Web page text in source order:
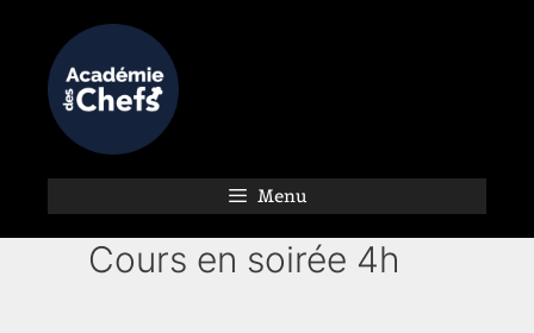
Menu
Cours en soirée 4h